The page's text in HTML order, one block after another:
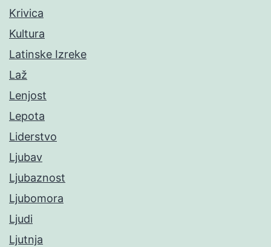
Krivica
Kultura
Latinske Izreke
Laž
Lenjost
Lepota
Liderstvo
Ljubav
Ljubaznost
Ljubomora
Ljudi
Ljutnja